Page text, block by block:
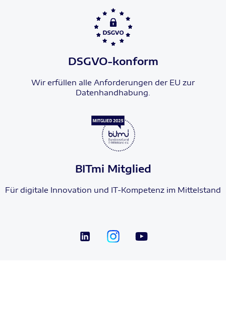
DSGVO-konform
Wir erfüllen alle Anforderungen der EU zur
Datenhandhabung.
BITmi Mitglied
Für digitale Innovation und IT-Kompetenz im Mittelstand